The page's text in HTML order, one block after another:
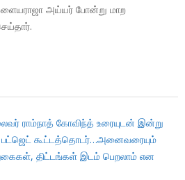
அய்யர் போன்று மாற
ராம்நாத் கோவிந்த் உரையுடன் இன்று
பட்ஜெட் கூட்டத்தொடர்…அனைவரையும்
திட்டங்கள் இடம் பெறலாம் என